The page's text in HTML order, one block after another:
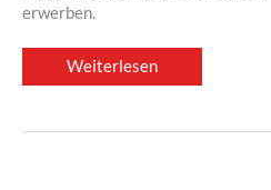
erwerben.
Opti-
Weiterlesen